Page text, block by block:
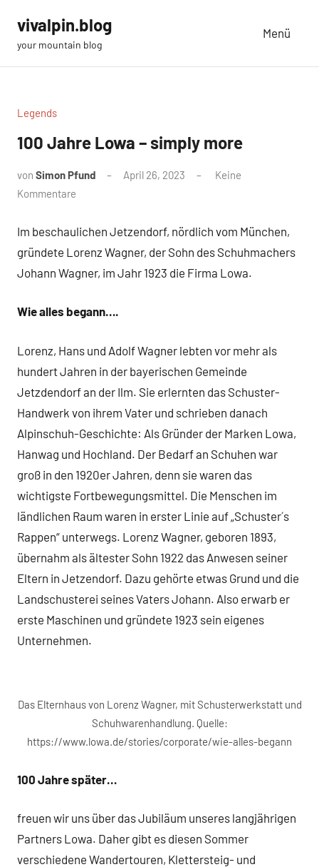
Inhalt
springen
vivalpin.blog
your mountain blog
Menü
Legends
100 Jahre Lowa – simply more
von Simon Pfund April 26, 2023
Keine
Kommentare
Im beschaulichen Jetzendorf, nördlich vom München,
gründete Lorenz Wagner, der Sohn des Schuhmachers
Johann Wagner, im Jahr 1923 die Firma Lowa.
Wie alles begann….
Lorenz, Hans und Adolf Wagner lebten vor mehr als
hundert Jahren in der bayerischen Gemeinde
Jetzdendorf an der Ilm. Sie erlernten das Schuster-
Handwerk von ihrem Vater und schrieben danach
Alpinschuh-Geschichte: Als Gründer der Marken Lowa,
Hanwag und Hochland. Der Bedarf an Schuhen war
groß in den 1920er Jahren, denn sie waren das
wichtigste Fortbewegungsmittel. Die Menschen im
ländlichen Raum waren in erster Linie auf „Schuster´s
Rappen“ unterwegs. Lorenz Wagner, geboren 1893,
übernahm als ältester Sohn 1922 das Anwesen seiner
Eltern in Jetzendorf. Dazu gehörte etwas Grund und die
Landschusterei seines Vaters Johann. Also erwarb er
erste Maschinen und gründete 1923 sein eigenes
Unternehmen.
Das Elternhaus von Lorenz Wagner, mit Schusterwerkstatt und
Schuhwarenhandlung. Quelle:
https://www.lowa.de/stories/corporate/wie-alles-begann
100 Jahre später…
freuen wir uns über das Jubiläum unseres langjährigen
Partners Lowa. Daher gibt es diesen Sommer
verschiedene Wandertouren, Klettersteig- und